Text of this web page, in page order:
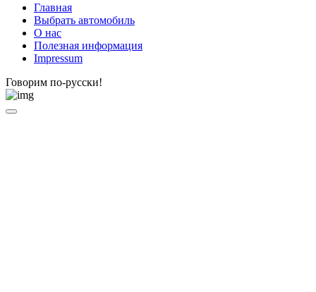
Главная
Выбрать автомобиль
О нас
Полезная информация
Impressum
Говорим по-русски!